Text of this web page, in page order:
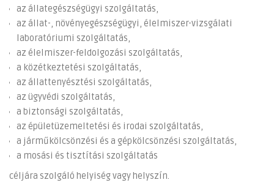
az állategészségügyi szolgáltatás,
az állat-, növényegészségügyi, élelmiszer-vizsgálati
laboratóriumi szolgáltatás,
az élelmiszer-feldolgozási szolgáltatás,
a közétkeztetési szolgáltatás,
az állattenyésztési szolgáltatás,
az ügyvédi szolgáltatás,
a biztonsági szolgáltatás,
az épületüzemeltetési és irodai szolgáltatás,
a járműkölcsönzési és a gépkölcsönzési szolgáltatás,
a mosási és tisztítási szolgáltatás
céljára szolgáló helyiség vagy helyszín.